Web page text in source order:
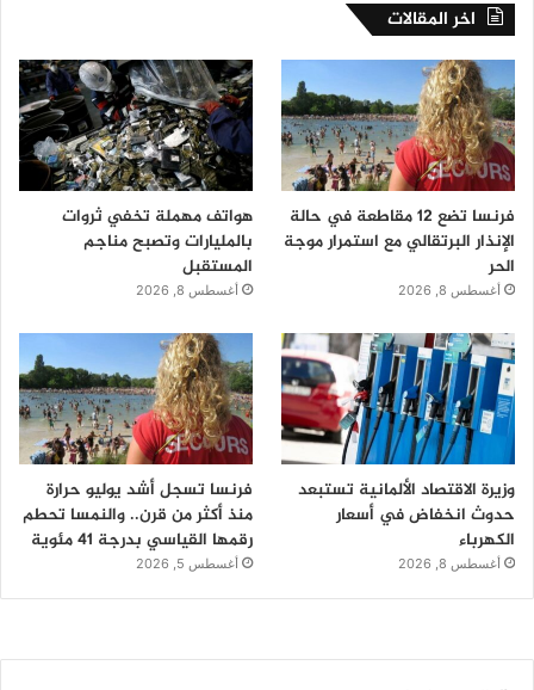
اخر المقالات
فرنسا تضع 12 مقاطعة في حالة
الإنذار البرتقالي مع استمرار موجة
الحر
أغسطس 8, 2026
هواتف مهملة تخفي ثروات
بالمليارات وتصبح مناجم
المستقبل
أغسطس 8, 2026
وزيرة الاقتصاد الألمانية تستبعد
حدوث انخفاض في أسعار
الكهرباء
أغسطس 8, 2026
فرنسا تسجل أشد يوليو حرارة
منذ أكثر من قرن.. والنمسا تحطم
رقمها القياسي بدرجة 41 مئوية
أغسطس 5, 2026